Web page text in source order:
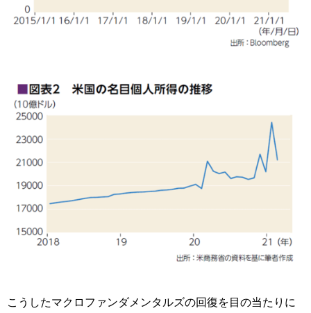
こうしたマクロファンダメンタルズの回復を目の当たりに